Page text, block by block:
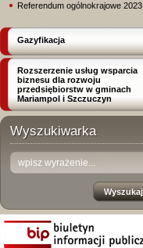
Referendum ogólnokrajowe 2023
Gazyfikacja
Rozszerzenie usług wsparcia
biznesu dla rozwoju
przedsiębiorstw w gminach
Mariampol i Szczuczyn
Wyszukiwarka